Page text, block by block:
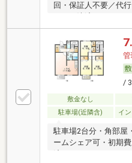
回・保証人不要／代
管
/
敷金なし
駐車場(近隣含)
イ
駐車場2台分・角部屋
ームシェア可・初期